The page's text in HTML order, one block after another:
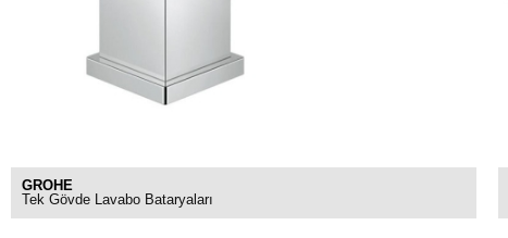
GROHE
Tek Gövde Lavabo Bataryaları